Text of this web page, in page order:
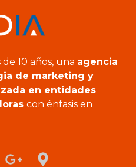
10 años, una agencia
de marketing y
en entidades
con énfasis en